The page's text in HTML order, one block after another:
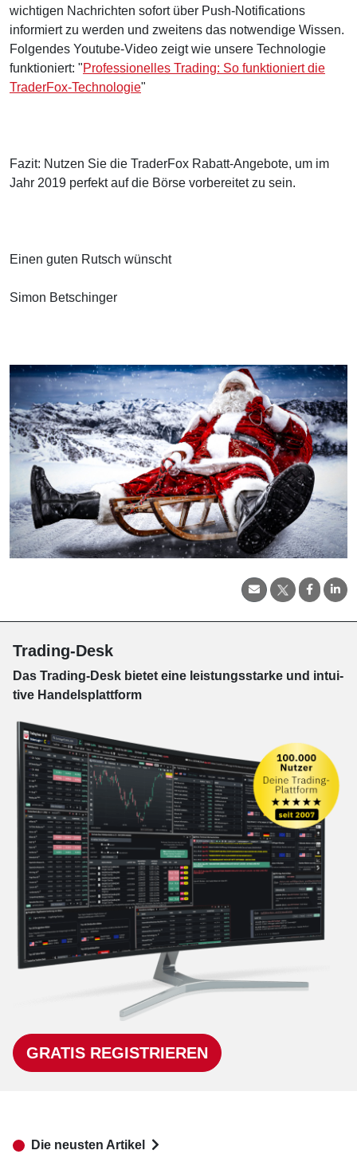
wichtigen Nachrichten sofort über Push-Notifications
informiert zu werden und zweitens das notwendige Wissen.
Folgendes Youtube-Video zeigt wie unsere Technologie
funktioniert: "Professionelles Trading: So funktioniert die
TraderFox-Technologie"
Fazit: Nutzen Sie die TraderFox Rabatt-Angebote, um im
Jahr 2019 perfekt auf die Börse vorbereitet zu sein.
Einen guten Rutsch wünscht
Simon Betschinger
Trading-Desk
Das Trading-Desk bie­tet eine leis­tungs­star­ke und in­tui­
tive Han­dels­platt­form
GRATIS REGISTRIEREN
Die neusten Artikel